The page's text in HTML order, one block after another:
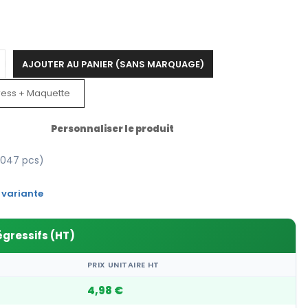
AJOUTER AU PANIER (SANS MARQUAGE)
+ Maquette
Personnaliser le produit
pcs)
variante
(HT)
PRIX UNITAIRE HT
4,98 €